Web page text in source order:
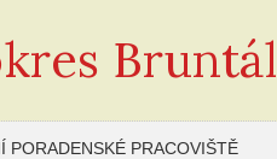
Bruntál
PORADENSKÉ PRACOVIŠTĚ